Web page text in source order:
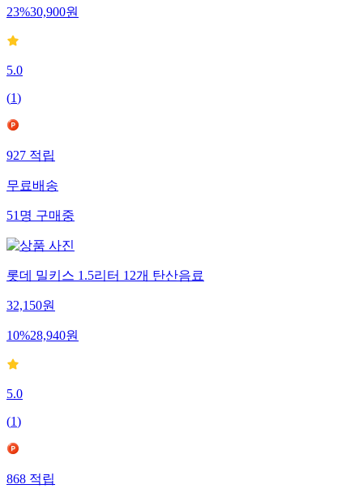
23%30,900원
5.0
(1)
927적립
무료배송
51명구매중
롯데 밀키스 1.5리터 12개 탄산음료
32,150원
10%28,940원
5.0
(1)
868적립